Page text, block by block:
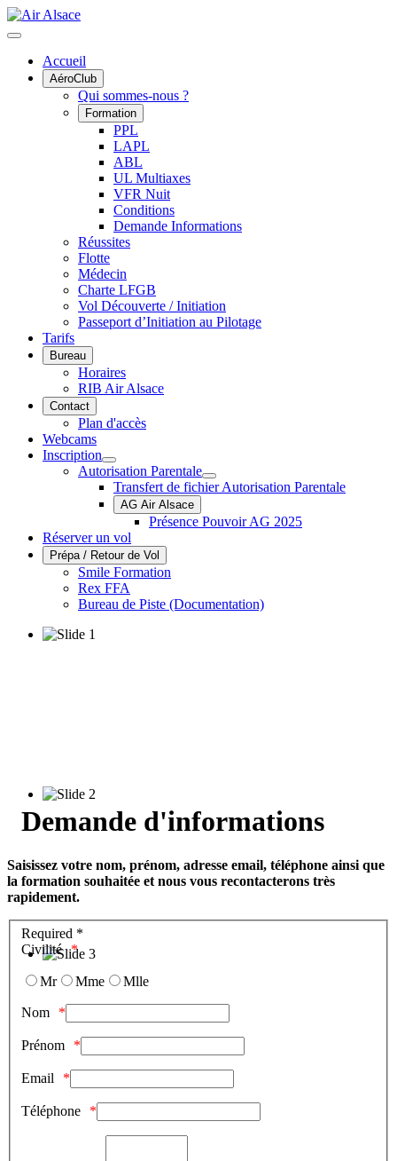
Accueil
AéroClub
Qui sommes-nous ?
Formation
PPL
LAPL
ABL
UL Multiaxes
VFR Nuit
Conditions
Demande Informations
Réussites
Flotte
Médecin
Charte LFGB
Vol Découverte / Initiation
Passeport d’Initiation au Pilotage
Tarifs
Bureau
Horaires
RIB Air Alsace
Contact
Plan d'accès
Webcams
Inscription
Autorisation Parentale
Transfert de fichier Autorisation Parentale
AG Air Alsace
Présence Pouvoir AG 2025
Réserver un vol
Prépa / Retour de Vol
Smile Formation
Rex FFA
Bureau de Piste (Documentation)
Demande d'informations
Saisissez votre nom, prénom, adresse email, téléphone ainsi que
la formation souhaitée et nous vous recontacterons très
rapidement.
Required *
Civilité
Mr Mme Mlle
Nom
Prénom
Email
Téléphone